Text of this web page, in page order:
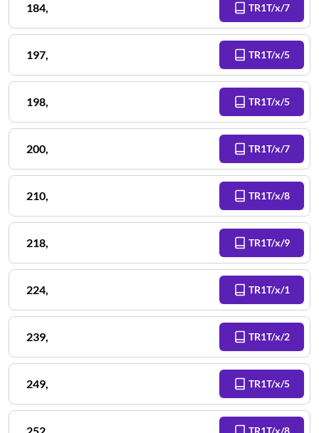
184, TR1T/x/7
197, TR1T/x/5
198, TR1T/x/5
200, TR1T/x/7
210, TR1T/x/8
218, TR1T/x/9
224, TR1T/x/1
239, TR1T/x/2
249, TR1T/x/5
TR1T/x/8